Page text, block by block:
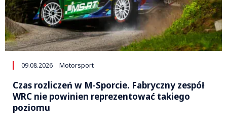
09.08.2026 Motorsport
Czas rozliczeń w M-Sporcie. Fabryczny zespół
WRC nie powinien reprezentować takiego
poziomu